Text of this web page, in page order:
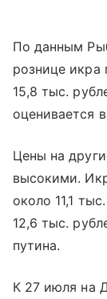
По данным
рознице икра
15,8 тыс.
оценивается
Цены на
высокими.
около 11,1
12,6 тыс.
путина.
К 27 июля на